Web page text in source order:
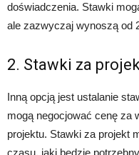
doświadczenia. Stawki
ale zazwyczaj wynoszą od
2. Stawki za
Inną opcją jest ustalanie
mogą negocjować cenę za
projektu. Stawki za projekt